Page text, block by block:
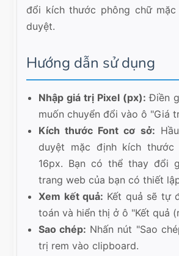
đổi kích thước phông chữ
duyệt.
Hướng dẫn sử dụng
Nhập giá trị Pixel (px): Điền
muốn chuyển đổi vào ô "Giá
Kích thước Font cơ sở:
duyệt mặc định kích
16px. Bạn có thể thay đổi
trang web của bạn có thiết
Xem kết quả: Kết quả sẽ tự
toán và hiển thị ở ô "Kết quả
Sao chép: Nhấn nút "Sao
trị rem vào clipboard.